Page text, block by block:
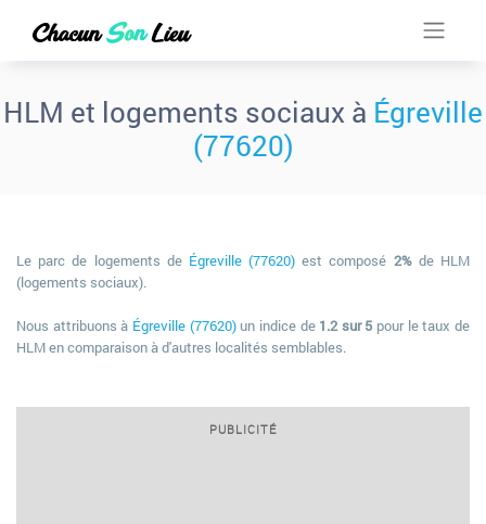
HLM et logements sociaux à Égreville
(77620)
Le parc de logements de Égreville (77620) est composé 2%de HLM
(logements sociaux).
Nous attribuons à Égreville (77620)un indice de 1.2 sur 5 pour le taux de
HLM en comparaison à d'autres localités semblables.
PUBLICITÉ